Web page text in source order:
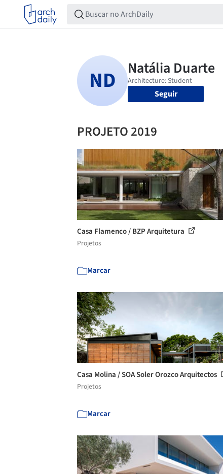
Seguir
PROJETO 2019
Casa Flamenco / BZP Arquitetura
Projetos
Marcar
Casa Molina / SOA Soler Orozco Arquitectos
Projetos
Marcar